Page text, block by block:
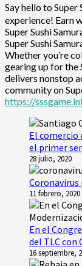
Say hello to
experience! Earn
Super Sushi
Super Sushi
Whether you’re
gearing up for the
delivers nonstop
community on
https://
El comercio
el primer
28 julio, 2020
Coronavirus
11 febrero, 2020
En el
del TLC con
16 septiembre,